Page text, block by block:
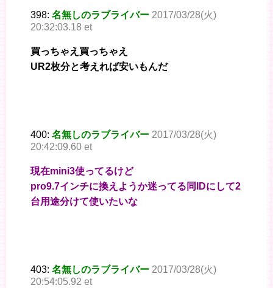
398: 名無しのラブライバー 2017/03/28(火)
20:32:03.18 et
買っちゃえ買っちゃえ
UR2枚分と考えれば安いもんだ
400: 名無しのラブライバー 2017/03/28(火)
20:42:09.60 et
現在mini3使ってるけど
pro9.7インチに換えようか迷ってる同IDにして2
台用途分けて使いたいな
403: 名無しのラブライバー 2017/03/28(火)
20:54:05.92 et